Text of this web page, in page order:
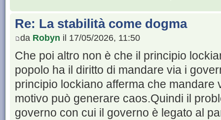
Re: La stabilità come dogma
da Robyn il 17/05/2026, 11:50
Che poi altro non è che il principio
popolo ha il diritto di mandare via i
principio lockiano afferma che mandare
motivo può generare caos.Quindi il
governo con cui il governo è legato al